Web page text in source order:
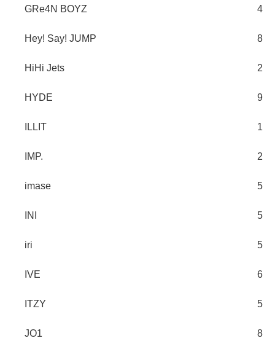
GRe4N BOYZ 4
Hey! Say! JUMP 8
HiHi Jets 2
HYDE 9
ILLIT 1
IMP. 2
imase 5
INI 5
iri 5
IVE 6
ITZY 5
JO1 8